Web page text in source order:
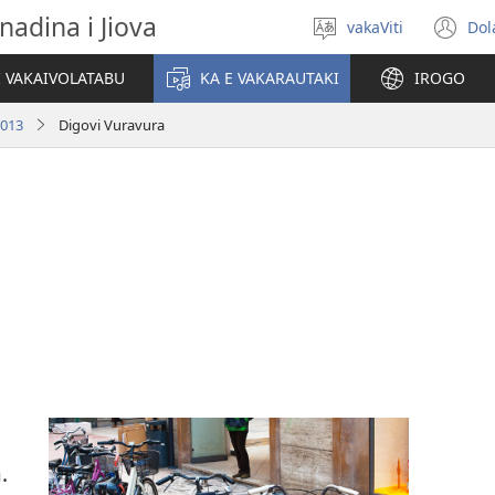
i Jiova
Digia
na
Vosa
vakaViti
KA E VAKARAUTAKI IROGO
Digovi Vuravura